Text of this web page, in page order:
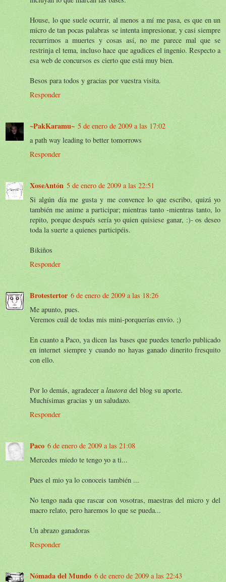
House, lo que suele ocurrir, al menos a mí me pasa, es que en un
micro de tan pocas palabras se intenta impresionar, y casi siempre
recurrimos a muertes y cosas así, no me parece mal que se
restrinja el tema, incluso hace que agudices el ingenio. Respecto a
esa web de concursos es cierto que está muy bien.
Besos para todos y gracias por vuestra visita.
Responder
~PakKaramu~ 5 de enero de 2009 a las 17:02
a path way leading to better tomorrows
Responder
XoseAntón 5 de enero de 2009 a las 22:51
Si algún día me gusta y me convence lo que escribo, quizá yo
también me anime a participar; mientras tanto -mientras tanto, lo
repito, porque después sería yo quien quisiese ganar, :)- os deseo
toda la suerte a quienes participéis.
Bikiños
Responder
Brotestertor 6 de enero de 2009 a las 18:26
Me apunto, pues.
Veremos cuál de todas mis mini-porquerías envío. ;)
En cuanto a Paco, ya dicen las bases que puedes tenerlo publicado
en internet siempre y cuando no hayas ganado dinerito fresquito
con ello.
Por lo demás, agradecer alautora del blog su aporte.
Muchísimas gracias y un saludazo.
Responder
Paco 6 de enero de 2009 a las 21:08
Mercedes miedo te tengo yo a ti...
Pues el mio ya lo conoceis también ...
No tengo nada que rascar con vosotras, maestras del micro y del
macro relato, pero haremos lo que se pueda...
Un abrazo ganadoras
Responder
Nómada del Mundo 6 de enero de 2009 a las 22:43